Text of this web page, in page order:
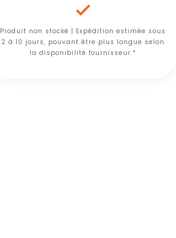

Produit non stocké | Expédition estimée sous
2 à 10 jours, pouvant être plus longue selon
la disponibilité fournisseur.*